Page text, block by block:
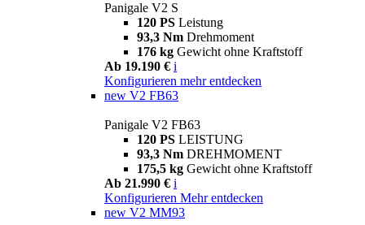
Panigale V2 S
120 PS Leistung
93,3 Nm Drehmoment
176 kg Gewicht ohne Kraftstoff
Ab 19.190 € i
Konfigurieren mehr entdecken
new V2 FB63
Panigale V2 FB63
120 PS LEISTUNG
93,3 Nm DREHMOMENT
175,5 kg Gewicht ohne Kraftstoff
Ab 21.990 € i
Konfigurieren Mehr entdecken
new V2 MM93